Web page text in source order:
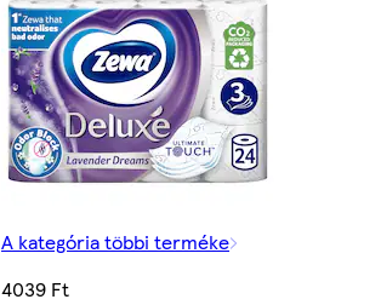
A kategória többi terméke
4039 Ft